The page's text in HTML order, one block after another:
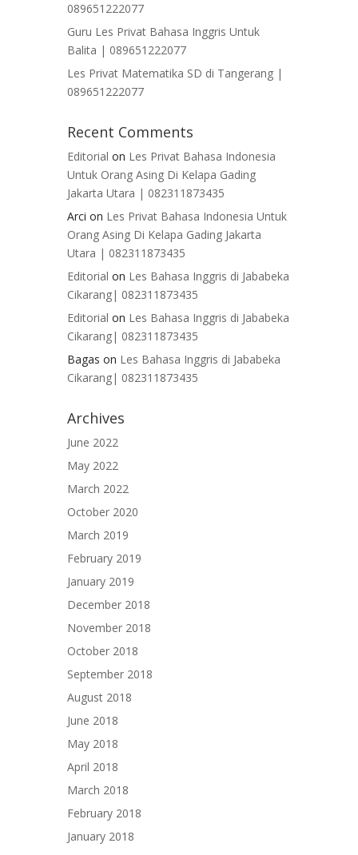
089651222077
Guru Les Privat Bahasa Inggris Untuk
Balita | 089651222077
Les Privat Matematika SD di Tangerang |
089651222077
Recent Comments
Editorial on Les Privat Bahasa Indonesia
Untuk Orang Asing Di Kelapa Gading
Jakarta Utara | 082311873435
Arci on Les Privat Bahasa Indonesia Untuk
Orang Asing Di Kelapa Gading Jakarta
Utara | 082311873435
Editorial on Les Bahasa Inggris di Jababeka
Cikarang| 082311873435
Editorial on Les Bahasa Inggris di Jababeka
Cikarang| 082311873435
Bagas on Les Bahasa Inggris di Jababeka
Cikarang| 082311873435
Archives
June 2022
May 2022
March 2022
October 2020
March 2019
February 2019
January 2019
December 2018
November 2018
October 2018
September 2018
August 2018
June 2018
May 2018
April 2018
March 2018
February 2018
January 2018